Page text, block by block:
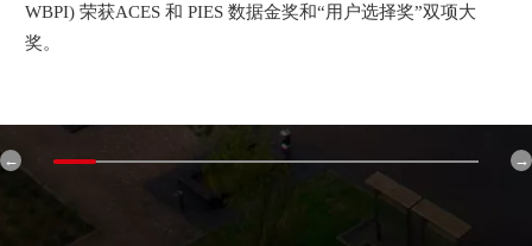
WBPI) 荣获ACES 和 PIES 数据金奖和“用户选择奖”双项大
奖。